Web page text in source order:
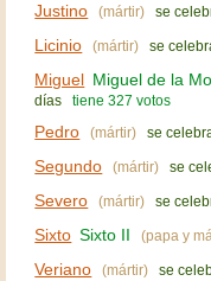
Justino (mártir) se
Licinio (mártir) se
Miguel Miguel de la
días
tiene 327 votos
Pedro (mártir) se
Segundo (mártir) se
Severo (mártir) se
Sixto Sixto II (papa y
Veriano (mártir) se